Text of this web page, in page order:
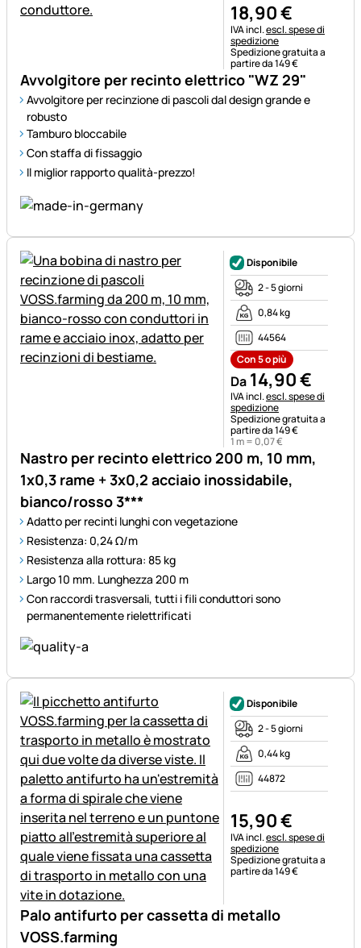
Avvolgitore per recinto elettrico "WZ 29"
Avvolgitore per recinzione di pascoli dal design grande e
robusto
Tamburo bloccabile
Con staffa di fissaggio
Il miglior rapporto qualità-prezzo!
18,90€
Informazioni fiscali:
IVA incl.escl. spese di
spedizione
Spedizione gratuita a
partire da 149 €
Nastro per recinto elettrico 200 m, 10 mm,
1x0,3 rame + 3x0,2 acciaio inossidabile,
bianco/rosso 3***
Adatto per recinti lunghi con vegetazione
Resistenza: 0,24 Ω/m
Resistenza alla rottura: 85 kg
Largo 10 mm. Lunghezza 200 m
Con raccordi trasversali, tutti i fili conduttori sono
permanentemente rielettrificati
Disponibile
2 - 5 giorni
0,84 kg
44564
Con 5 o più
Da 14,90€
Informazioni fiscali:
IVA incl.escl. spese di
spedizione
Spedizione gratuita a
partire da 149 €
1 m = 0,07€
Palo antifurto per cassetta di metallo
VOSS.farming
Disponibile
2 - 5 giorni
0,44 kg
44872
15,90€
Informazioni fiscali:
IVA incl.escl. spese di
spedizione
Spedizione gratuita a
partire da 149 €